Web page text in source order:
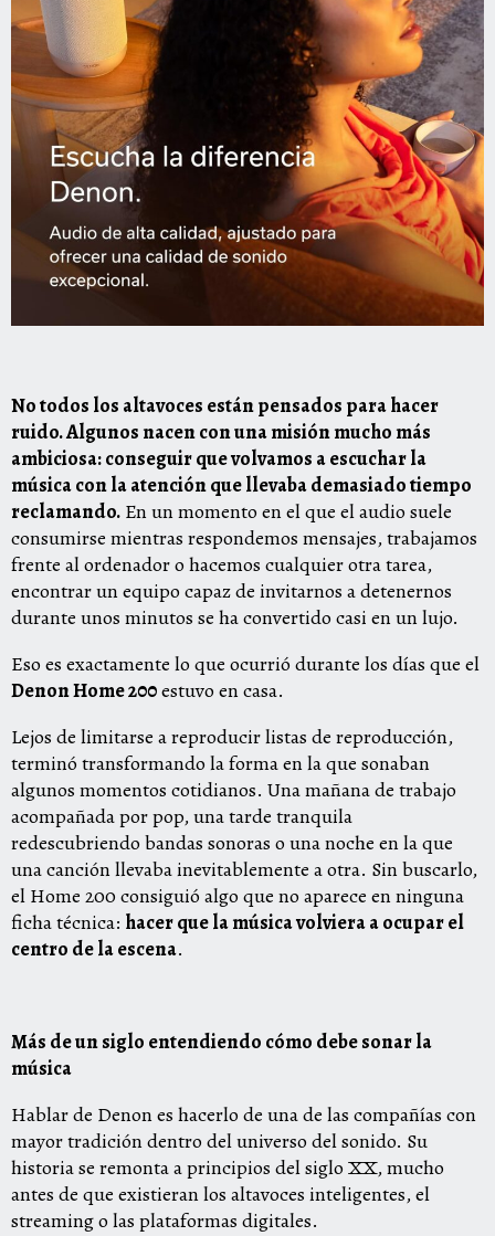
No todos los altavoces están pensados para hacer
ruido. Algunos nacen con una misión mucho más
ambiciosa: conseguir que volvamos a escuchar la
música con la atención que llevaba demasiado tiempo
reclamando. En un momento en el que el audio suele
consumirse mientras respondemos mensajes, trabajamos
frente al ordenador o hacemos cualquier otra tarea,
encontrar un equipo capaz de invitarnos a detenernos
durante unos minutos se ha convertido casi en un lujo.
Eso es exactamente lo que ocurrió durante los días que el
Denon Home 200estuvo en casa.
Lejos de limitarse a reproducir listas de reproducción,
terminó transformando la forma en la que sonaban
algunos momentos cotidianos. Una mañana de trabajo
acompañada por pop, una tarde tranquila
redescubriendo bandas sonoras o una noche en la que
una canción llevaba inevitablemente a otra. Sin buscarlo,
el Home 200 consiguió algo que no aparece en ninguna
ficha técnica: hacer que la música volviera a ocupar el
centro de la escena.
Más de un siglo entendiendo cómo debe sonar la
música
Hablar de Denon es hacerlo de una de las compañías con
mayor tradición dentro del universo del sonido. Su
historia se remonta a principios del siglo XX, mucho
antes de que existieran los altavoces inteligentes, el
streaming o las plataformas digitales.